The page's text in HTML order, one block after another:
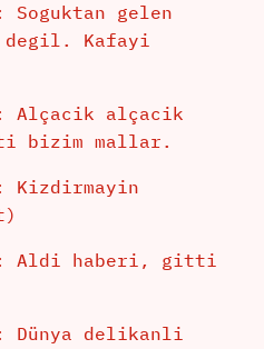
gelen
degil. Kafayi
Alçacik alçacik
bizim mallar.
Kizdirmayin
: Aldi haberi, gitti
Dünya delikanli